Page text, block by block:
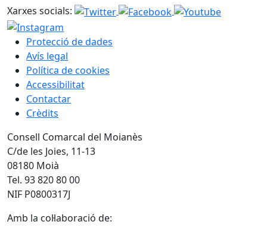
Xarxes socials:
Protecció de dades
Avís legal
Política de cookies
Accessibilitat
Contactar
Crèdits
Consell Comarcal del Moianès
C/de les Joies, 11-13
08180 Moià
Tel. 93 820 80 00
NIF P0800317J
Amb la col·laboració de: